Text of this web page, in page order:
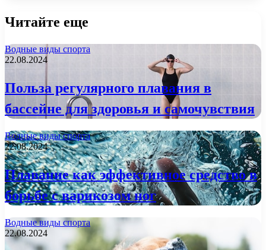
Читайте еще
Водные виды спорта
22.08.2024
Польза регулярного плавания в
бассейне для здоровья и самочувствия
Водные виды спорта
22.08.2024
Плавание как эффективное средство в
борьбе с варикозом ног
Водные виды спорта
22.08.2024